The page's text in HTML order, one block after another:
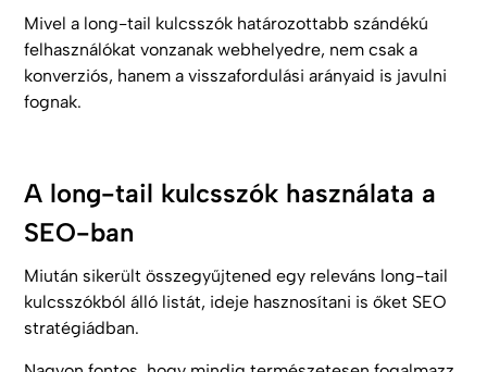
Mivel a long-tail kulcsszók határozottabb szándékú
felhasználókat vonzanak webhelyedre, nem csak a
konverziós, hanem a visszafordulási arányaid is javulni
fognak.
A long-tail kulcsszók használata a
SEO-ban
Miután sikerült összegyűjtened egy releváns long-tail
kulcsszókból álló listát, ideje hasznosítani is őket SEO
stratégiádban.